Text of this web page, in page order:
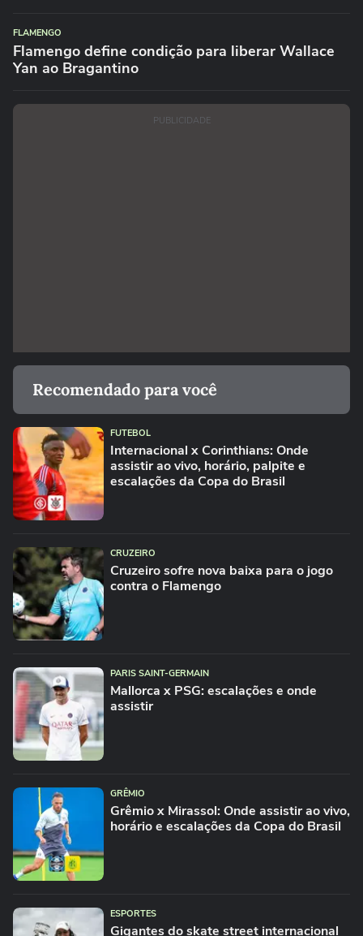
FLAMENGO
Flamengo define condição para liberar Wallace
Yan ao Bragantino
PUBLICIDADE
Recomendado para você
FUTEBOL
Internacional x Corinthians: Onde
assistir ao vivo, horário, palpite e
escalações da Copa do Brasil
CRUZEIRO
Cruzeiro sofre nova baixa para o jogo
contra o Flamengo
PARIS SAINT-GERMAIN
Mallorca x PSG: escalações e onde
assistir
GRÊMIO
Grêmio x Mirassol: Onde assistir ao vivo,
horário e escalações da Copa do Brasil
ESPORTES
Gigantes do skate street internacional